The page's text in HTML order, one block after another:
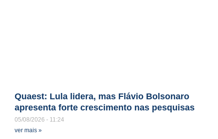
Quaest: Lula lidera, mas Flávio Bolsonaro
apresenta forte crescimento nas pesquisas
05/08/2026
11:24
ver mais »